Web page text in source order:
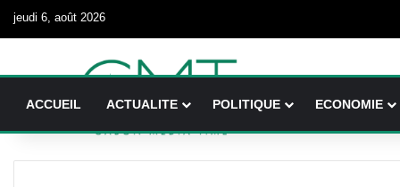
jeudi 6, août 2026
ACCUEIL ACTUALITE POLITIQUE ECONOMIE